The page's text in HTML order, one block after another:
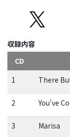
収録内容
CD
1
There
2 You've
3 Marisa